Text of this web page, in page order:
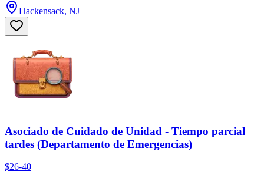
Hackensack, NJ
Asociado de Cuidado de Unidad - Tiempo parcial
tardes (Departamento de Emergencias)
$26-40